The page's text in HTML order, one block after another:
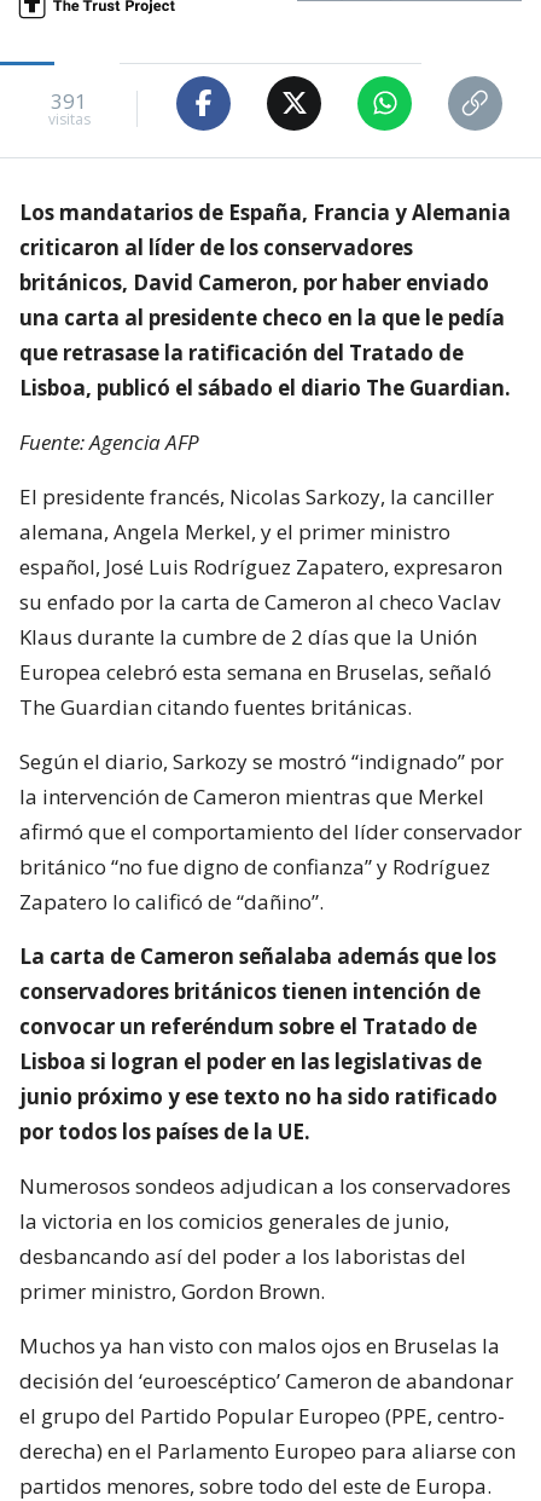
391
visitas
Los mandatarios de España, Francia y Alemania
criticaron al líder de los conservadores
británicos, David Cameron, por haber enviado
una carta al presidente checo en la que le pedía
que retrasase la ratificación del Tratado de
Lisboa, publicó el sábado el diario The Guardian.
Fuente: Agencia AFP
El presidente francés, Nicolas Sarkozy, la canciller
alemana, Angela Merkel, y el primer ministro
español, José Luis Rodríguez Zapatero, expresaron
su enfado por la carta de Cameron al checo Vaclav
Klaus durante la cumbre de 2 días que la Unión
Europea celebró esta semana en Bruselas, señaló
The Guardian citando fuentes británicas.
Según el diario, Sarkozy se mostró “indignado” por
la intervención de Cameron mientras que Merkel
afirmó que el comportamiento del líder conservador
británico “no fue digno de confianza” y Rodríguez
Zapatero lo calificó de “dañino”.
La carta de Cameron señalaba además que los
conservadores británicos tienen intención de
convocar un referéndum sobre el Tratado de
Lisboa si logran el poder en las legislativas de
junio próximo y ese texto no ha sido ratificado
por todos los países de la UE.
Numerosos sondeos adjudican a los conservadores
la victoria en los comicios generales de junio,
desbancando así del poder a los laboristas del
primer ministro, Gordon Brown.
Muchos ya han visto con malos ojos en Bruselas la
decisión del ‘euroescéptico’ Cameron de abandonar
el grupo del Partido Popular Europeo (PPE, centro-
derecha) en el Parlamento Europeo para aliarse con
partidos menores, sobre todo del este de Europa.